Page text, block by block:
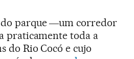
parque ―um corredor
praticamente toda a
do Rio Cocó e cujo